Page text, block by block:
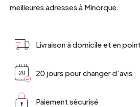
meilleures adresses à Minorque.
Livraison à domicile et en
20 jours pour changer d'avis
Paiement sécurisé